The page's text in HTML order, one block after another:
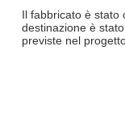
Il fabbricato è stato
destinazione è
previste nel